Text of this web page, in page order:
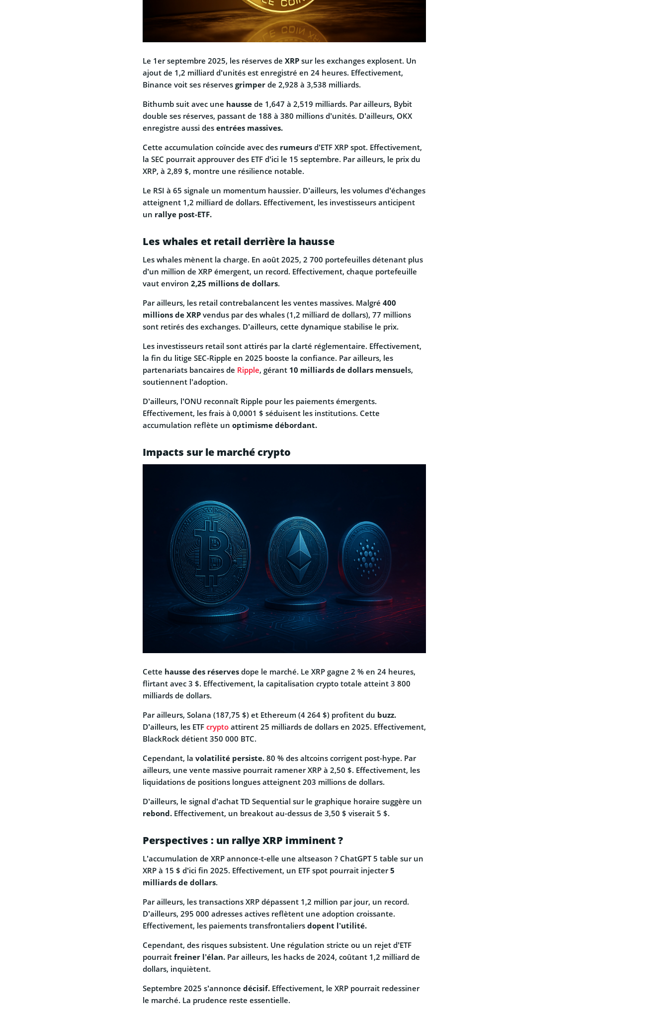
Le 1er septembre 2025, les réserves de XRP sur les exchanges explosent. Un
ajout de 1,2 milliard d’unités est enregistré en 24 heures. Effectivement,
Binance voit ses réserves grimper de 2,928 à 3,538 milliards.
Bithumb suit avec une hausse de 1,647 à 2,519 milliards. Par ailleurs, Bybit
double ses réserves, passant de 188 à 380 millions d’unités. D’ailleurs, OKX
enregistre aussi des entrées massives.
Cette accumulation coïncide avec des rumeurs d’ETF XRP spot. Effectivement,
la SEC pourrait approuver des ETF d’ici le 15 septembre. Par ailleurs, le prix du
XRP, à 2,89 $, montre une résilience notable.
Le RSI à 65 signale un momentum haussier. D’ailleurs, les volumes d’échanges
atteignent 1,2 milliard de dollars. Effectivement, les investisseurs anticipent
un rallye post-ETF.
Les whales et retail derrière la hausse
Les whales mènent la charge. En août 2025, 2 700 portefeuilles détenant plus
d’un million de XRP émergent, un record. Effectivement, chaque portefeuille
vaut environ 2,25 millions de dollars.
Par ailleurs, les retail contrebalancent les ventes massives. Malgré 400
millions de XRP vendus par des whales (1,2 milliard de dollars), 77 millions
sont retirés des exchanges. D’ailleurs, cette dynamique stabilise le prix.
Les investisseurs retail sont attirés par la clarté réglementaire. Effectivement,
la fin du litige SEC-Ripple en 2025 booste la confiance. Par ailleurs, les
partenariats bancaires de Ripple, gérant 10 milliards de dollars mensuels,
soutiennent l’adoption.
D’ailleurs, l’ONU reconnaît Ripple pour les paiements émergents.
Effectivement, les frais à 0,0001 $ séduisent les institutions. Cette
accumulation reflète un optimisme débordant.
Impacts sur le marché crypto
Cette hausse des réserves dope le marché. Le XRP gagne 2 % en 24 heures,
flirtant avec 3 $. Effectivement, la capitalisation crypto totale atteint 3 800
milliards de dollars.
Par ailleurs, Solana (187,75 $) et Ethereum (4 264 $) profitent du buzz.
D’ailleurs, les ETF crypto attirent 25 milliards de dollars en 2025. Effectivement,
BlackRock détient 350 000 BTC.
Cependant, la volatilité persiste. 80 % des altcoins corrigent post-hype. Par
ailleurs, une vente massive pourrait ramener XRP à 2,50 $. Effectivement, les
liquidations de positions longues atteignent 203 millions de dollars.
D’ailleurs, le signal d’achat TD Sequential sur le graphique horaire suggère un
rebond. Effectivement, un breakout au-dessus de 3,50 $ viserait 5 $.
Perspectives : un rallye XRP imminent ?
L’accumulation de XRP annonce-t-elle une altseason ? ChatGPT 5 table sur un
XRP à 15 $ d’ici fin 2025. Effectivement, un ETF spot pourrait injecter5
milliards de dollars.
Par ailleurs, les transactions XRP dépassent 1,2 million par jour, un record.
D’ailleurs, 295 000 adresses actives reflètent une adoption croissante.
Effectivement, les paiements transfrontaliers dopent l’utilité.
Cependant, des risques subsistent. Une régulation stricte ou un rejet d’ETF
pourrait freiner l’élan. Par ailleurs, les hacks de 2024, coûtant 1,2 milliard de
dollars, inquiètent.
Septembre 2025 s’annonce décisif. Effectivement, le XRP pourrait redessiner
le marché. La prudence reste essentielle.